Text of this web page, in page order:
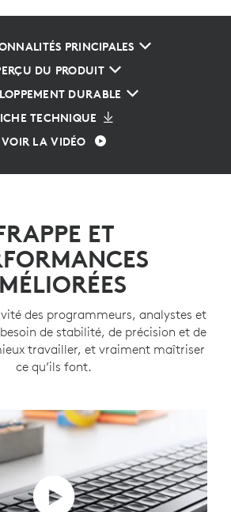
PRINCIPALES
DU PRODUIT
DURABLE
TECHNIQUE
VOIR LA VIDÉO
ET
des programmeurs, analystes et
de stabilité, de précision et de
travailler, et vraiment maîtriser
ce qu’ils font.